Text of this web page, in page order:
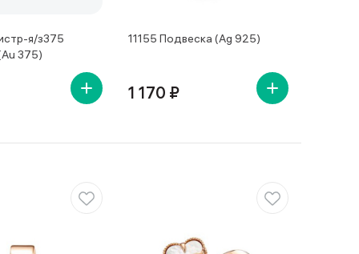
я/з375
375)
11155 Подвеска (Ag 925)
1 170 ₽